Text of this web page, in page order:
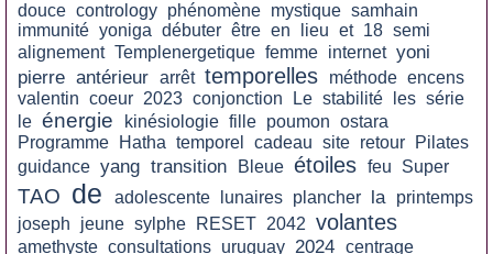
douce contrology phénomène mystique samhain
immunité yoniga débuter être en lieu et 18 semi
alignement Templenergetique femme internet yoni
pierre antérieur arrêt temporelles méthode encens
valentin coeur 2023 conjonction Le stabilité les série
le énergie kinésiologie fille poumon ostara
Programme
Hatha temporel cadeau site retour
Pilates
guidance yang transition Bleue étoiles feu Super
TAO de adolescente lunaires plancher la
printemps
joseph
jeune sylphe RESET 2042 volantes
amethyste consultations uruguay 2024 centrage